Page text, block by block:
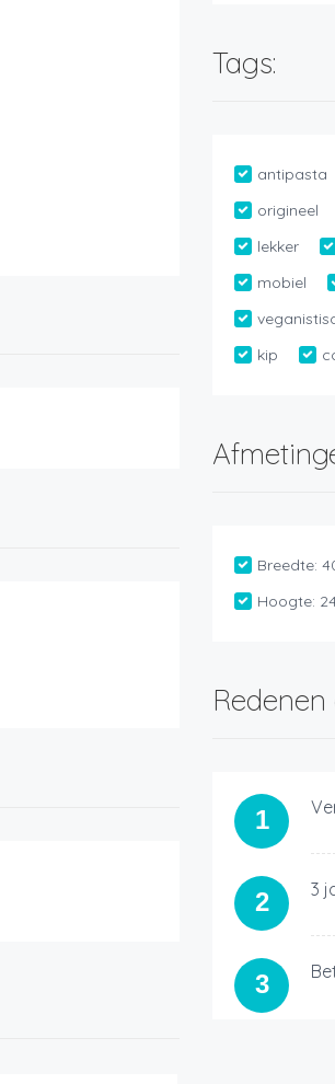
Tags:
antipasta
origineel
lekker
mobiel
kip
Breedte:
Hoogte:
1
2 3
3